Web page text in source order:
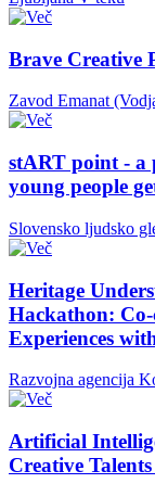
Brave Creative
Zavod Emanat
stART point - a
young people
Slovensko ljudsko
Heritage
Hackathon:
Experiences
Razvojna agencija
Artificial
Creative